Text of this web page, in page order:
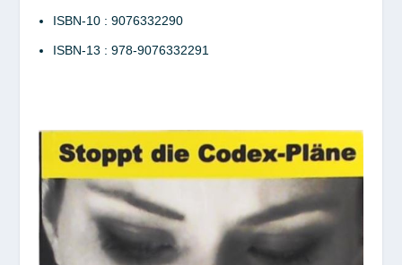
ISBN-10 : 9076332290
ISBN-13 : 978-9076332291